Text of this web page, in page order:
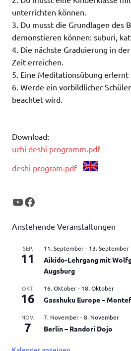
unterrichten können.
3. Du musst die Grundlagen des
demonstieren können: suburi,
4. Die nächste Graduierung in
Zeit erreichen.
5. Eine Meditationsübung erlernt
6. Werde ein vorbildlicher
beachtet wird.
Download:
uchi deshi programm.pdf
deshi program.pdf
YouTube
Facebook
Anstehende Veranstaltungen
SEP.
11
11. September- 13. September
Aikido-Lehrgang mit
Augsburg
OKT.
16
16. Oktober- 18. Oktober
Gasshuku Europe –
NOV.
7
7. November-8. November
Berlin – Randori Dojo